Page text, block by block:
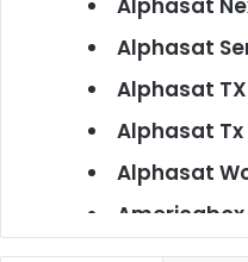
Alphasat
Alphasat
Alphasat TX
Alphasat Tx
Alphasat
Americabox
Americabox